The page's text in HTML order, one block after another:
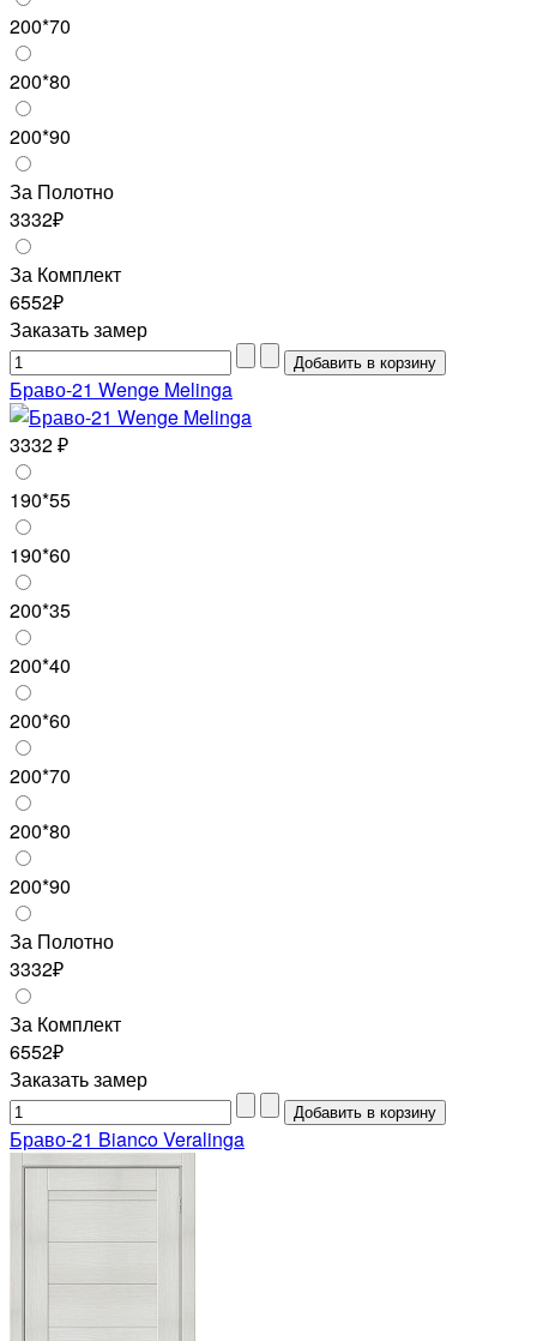
200*70
200*80
200*90
За Полотно
3332₽
За Комплект
6552₽
Заказать замер
Браво-21 Wenge Melinga
3332 ₽
190*55
190*60
200*35
200*40
200*60
200*70
200*80
200*90
За Полотно
3332₽
За Комплект
6552₽
Заказать замер
Браво-21 Bianco Veralinga